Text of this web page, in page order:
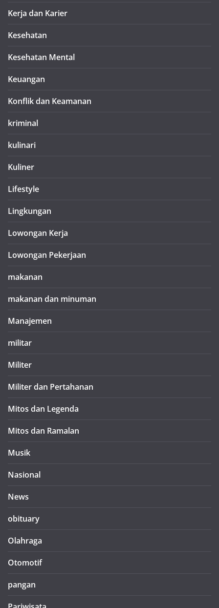
Kerja dan Karier
Kesehatan
Kesehatan Mental
Keuangan
Konflik dan Keamanan
kriminal
kulinari
Kuliner
Lifestyle
Lingkungan
Lowongan Kerja
Lowongan Pekerjaan
makanan
makanan dan minuman
Manajemen
militar
Militer
Militer dan Pertahanan
Mitos dan Legenda
Mitos dan Ramalan
Musik
Nasional
News
obituary
Olahraga
Otomotif
pangan